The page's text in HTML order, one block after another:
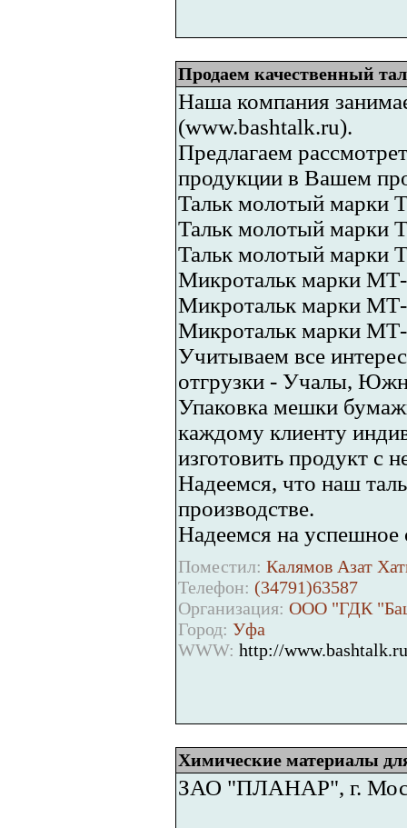
Продаем качественный
Наша компания
(www.bashtalk.ru).
Предлагаем
продукции в Вашем
Тальк молотый
Тальк молотый
Тальк молотый
Микротальк марки
Микротальк марки
Микротальк марки
Учитываем все
отгрузки - Учалы,
Упаковка мешки
каждому клиенту
изготовить продукт с
Надеемся, что наш
производстве.
Надеемся на успешное
Поместил: Калямов Азат
Телефон: (34791)63587
Организация: ООО "ГДК
Город: Уфа
WWW: http://www.bashtalk.ru
Химические материалы
ЗАО "ПЛАНАР", г.